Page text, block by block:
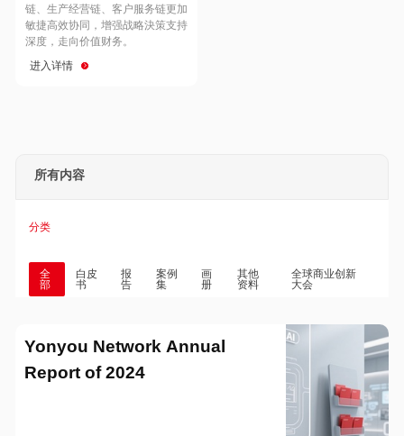
Hong Kong
链、生产经营链、客户服务链更加
敏捷高效协同，增强战略決策支持
深度，走向价值财务。
进入详情
所有内容
分类
全
部
白皮
书
报
告
案例
集
画
册
其他
资料
全球商业创新
大会
Yonyou Network Annual
Report of 2024